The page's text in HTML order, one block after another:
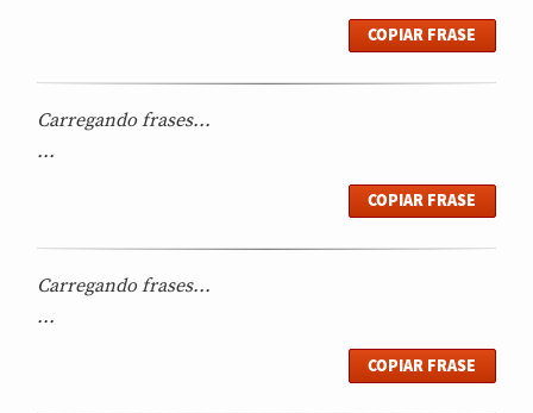
COPIAR FRASE
Carregando frases...
...
COPIAR FRASE
Carregando frases...
...
COPIAR FRASE